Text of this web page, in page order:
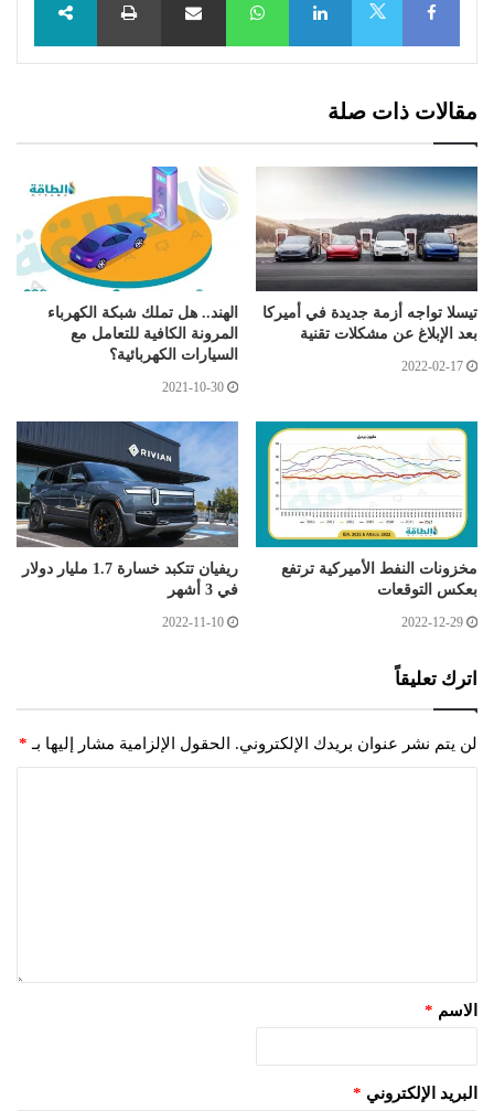
مقالات ذات صلة
تيسلا تواجه أزمة جديدة في أميركا
بعد الإبلاغ عن مشكلات تقنية
2022-02-17
الهند.. هل تملك شبكة الكهرباء
المرونة الكافية للتعامل مع
السيارات الكهربائية؟
2021-10-30
مخزونات النفط الأميركية ترتفع
بعكس التوقعات
2022-12-29
ريفيان تتكبد خسارة 1.7 مليار دولار
في 3 أشهر
2022-11-10
اترك تعليقاً
لن يتم نشر عنوان بريدك الإلكتروني. الحقول الإلزامية مشار إليها بـ *
الاسم *
البريد الإلكتروني *